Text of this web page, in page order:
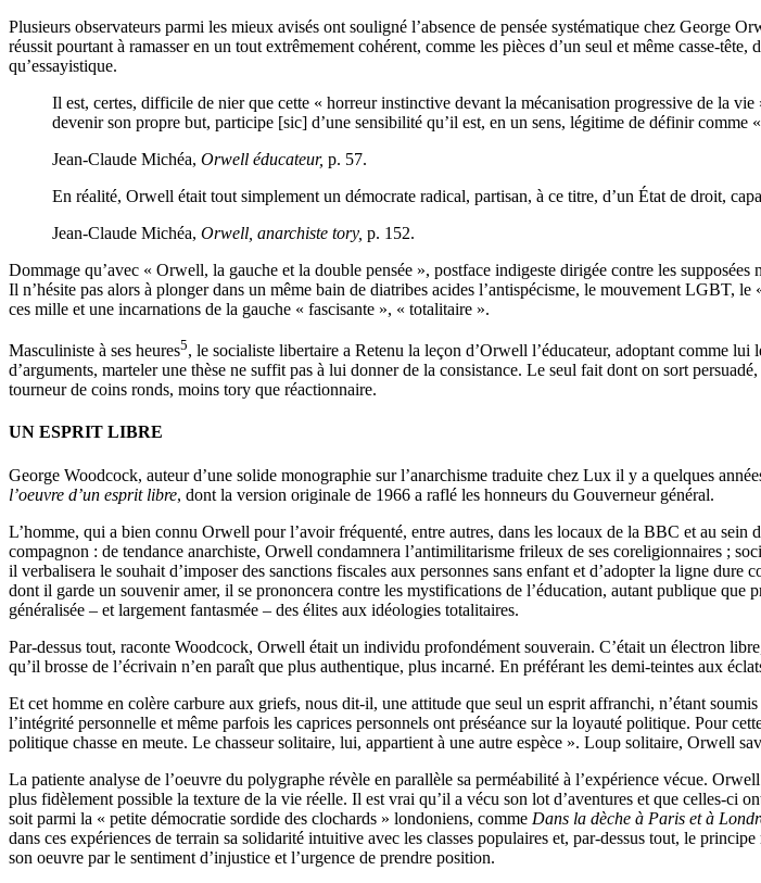
Plusieurs observateurs parmi les mieux avisés ont souligné l’absence de pensée systématique chez George
réussit pourtant à ramasser en un tout extrêmement cohérent, comme les pièces d’un seul et même casse-
qu’essayistique.
Il est, certes, difficile de nier que cette « horreur instinctive devant la mécanisation progressive de la
devenir son propre but, participe [sic] d’une sensibilité qu’il est, en un sens, légitime de définir comme
Jean-Claude Michéa, Orwell éducateur, p. 57.
En réalité, Orwell était tout simplement un démocrate radical, partisan, à ce titre, d’un État de droit,
Jean-Claude Michéa, Orwell, anarchiste tory, p. 152.
Dommage qu’avec « Orwell, la gauche et la double pensée », postface indigeste dirigée contre les
Il n’hésite pas alors à plonger dans un même bain de diatribes acides l’antispécisme, le mouvement LGBT,
ces mille et une incarnations de la gauche « fascisante », « totalitaire ».
Masculiniste à ses heures5, le socialiste libertaire a Retenu la leçon d’Orwell l’éducateur, adoptant comme
d’arguments, marteler une thèse ne suffit pas à lui donner de la consistance. Le seul fait dont on sort
tourneur de coins ronds, moins tory que réactionnaire.
UN ESPRIT LIBRE
George Woodcock, auteur d’une solide monographie sur l’anarchisme traduite chez Lux il y a quelques
l’oeuvre d’un esprit libre, dont la version originale de 1966 a raflé les honneurs du Gouverneur général.
L’homme, qui a bien connu Orwell pour l’avoir fréquenté, entre autres, dans les locaux de la BBC et au sein
compagnon : de tendance anarchiste, Orwell condamnera l’antimilitarisme frileux de ses coreligionnaires ;
il verbalisera le souhait d’imposer des sanctions fiscales aux personnes sans enfant et d’adopter la ligne
dont il garde un souvenir amer, il se prononcera contre les mystifications de l’éducation, autant publique que
généralisée – et largement fantasmée – des élites aux idéologies totalitaires.
Par-dessus tout, raconte Woodcock, Orwell était un individu profondément souverain. C’était un électron
qu’il brosse de l’écrivain n’en paraît que plus authentique, plus incarné. En préférant les demi-teintes aux
Et cet homme en colère carbure aux griefs, nous dit-il, une attitude que seul un esprit affranchi, n’étant
l’intégrité personnelle et même parfois les caprices personnels ont préséance sur la loyauté politique. Pour
politique chasse en meute. Le chasseur solitaire, lui, appartient à une autre espèce ». Loup solitaire, Orwell
La patiente analyse de l’oeuvre du polygraphe révèle en parallèle sa perméabilité à l’expérience vécue.
plus fidèlement possible la texture de la vie réelle. Il est vrai qu’il a vécu son lot d’aventures et que celles-ci
soit parmi la « petite démocratie sordide des clochards » londoniens, comme Dans la dèche à Paris et à
dans ces expériences de terrain sa solidarité intuitive avec les classes populaires et, par-dessus tout, le
son oeuvre par le sentiment d’injustice et l’urgence de prendre position.